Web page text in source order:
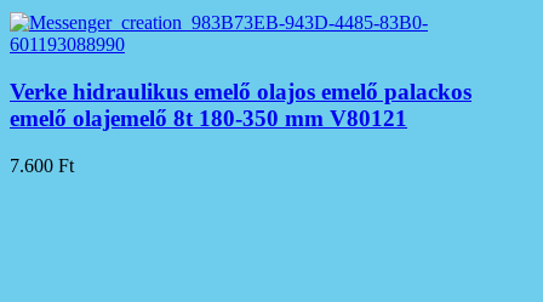
Verke hidraulikus emelő olajos emelő palackos
emelő olajemelő 8t 180-350 mm V80121
7.600 Ft